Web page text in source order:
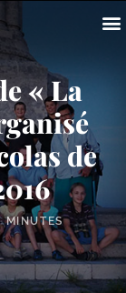
« La
de
MINUTES